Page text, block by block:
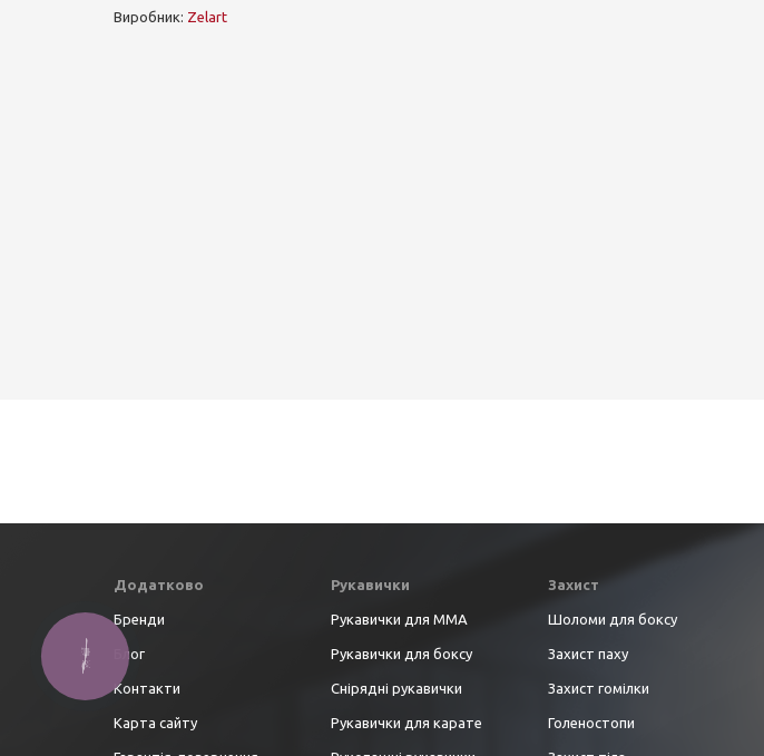
Виробник: Zelart
Додатково
Бренди
Блог
Контакти
Карта сайту
Рукавички
Рукавички для ММА
Рукавички для боксу
Снірядні рукавички
Рукавички для карате
Захист
Шоломи для боксу
Захист паху
Захист гомілки
Голеностопи